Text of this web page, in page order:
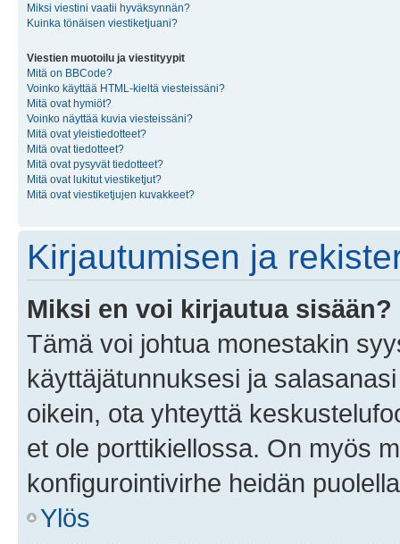
Miksi viestini vaatii hyväksynnän?
Kuinka tönäisen viestiketjuani?
Viestien muotoilu ja viestityypit
Mitä on BBCode?
Voinko käyttää HTML-kieltä viesteissäni?
Mitä ovat hymiöt?
Voinko näyttää kuvia viesteissäni?
Mitä ovat yleistiedotteet?
Mitä ovat tiedotteet?
Mitä ovat pysyvät tiedotteet?
Mitä ovat lukitut viestiketjut?
Mitä ovat viestiketjujen kuvakkeet?
Kirjautumisen ja
Miksi en voi kirjautua sisään?
Tämä voi johtua monestakin
käyttäjätunnuksesi ja
oikein, ota yhteyttä
et ole porttikiellossa. On myös
konfigurointivirhe heidän
Ylös